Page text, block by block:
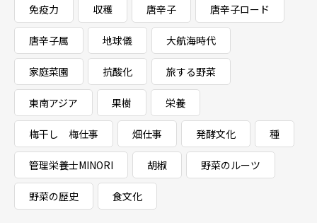
免疫力 収穫 唐辛子 唐辛子ロード
唐辛子属 地球儀 大航海時代
家庭菜園 抗酸化 旅する野菜
東南アジア 果樹 栄養
梅干し 梅仕事 畑仕事 発酵文化 種
管理栄養士MINORI 胡椒 野菜のルーツ
野菜の歴史 食文化